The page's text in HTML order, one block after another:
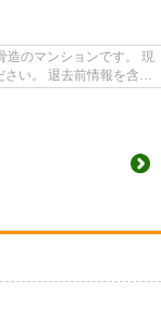
のマンションです。 現
い。 退去前情報を含め